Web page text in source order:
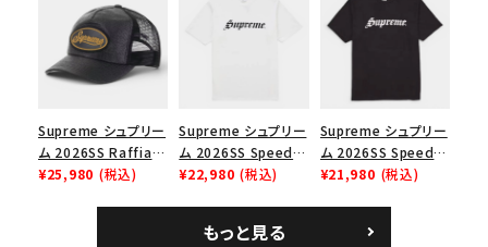
在庫のない商品を表示する
ップ ブラック
Supreme シュプリー
ム 2026SS Raffia
Mesh Back 5-Panel
¥25,980 (税込)
Supreme シュプリー
ム 2026SS Speed
Tee スピードTシャツ
¥22,980 (税込)
Supreme シュプリー
ム 2026SS Speed
Tee スピードTシャツ
¥21,980 (税込)
もっと見る